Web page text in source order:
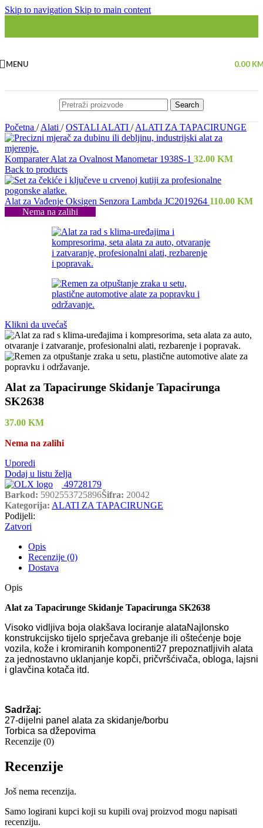
Skip to navigation Skip to main content
MENU 0.00
Search
Početna / Alati / OSTALI ALATI / ALATI ZA TAPACIRUNGE
Komparater Alat za Ovalnost Manometar 1938S-1 32.00 KM
Back to products
Alat za Vađenje Oksigen Senzora Lambda JC2019264 110.00 KM
Nema na zalihi
Klikni da uvećaš
Alat za Tapacirunge Skidanje Tapacirunga
SK2638
37.00 KM
Nema na zalihi
Uporedi
Dodaj u listu želja
49728179
Barkod: 5902553725896Šifra: 20042
Kategorija: ALATI ZA TAPACIRUNGE
Podijeli:
Zatvori
Opis
Recenzije (0)
Dostava
Opis
Alat za Tapacirunge Skidanje Tapacirunga SK2638
Visoko vidljiva boja olakšava lociranje alataNajlonsko
konstrukcijsko tijelo sprječava grebanje ili oštećenje boje
vozila, kože i kromiranih komponenti27 prepoznatljivih alata
za jednostavno uklanjanje kopči, pričvršćivača, obloga, lajsni
i glavčina kotača itd.
Sadržaj:
27-dijelni panel alata za skidanje/borbu
Torbica sa džepovima
Recenzije (0)
Recenzije
Još nema recenzija.
Samo logirani kupci koji su kupili ovaj proizvod mogu napisati
recenziju.